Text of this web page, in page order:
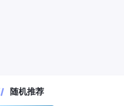
随机推荐